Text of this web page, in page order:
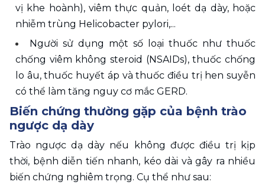
vị khe hoành), viêm thực quản, loét dạ dày, hoặc
nhiễm trùng Helicobacter pylori,...
Người sử dụng một số loại thuốc như thuốc
chống viêm không steroid (NSAIDs), thuốc chống
lo âu, thuốc huyết áp và thuốc điều trị hen suyễn
có thể làm tăng nguy cơ mắc GERD.
Biến chứng thường gặp của bệnh trào
ngược dạ dày
Trào ngược dạ dày nếu không được điều trị kịp
thời, bệnh diễn tiến nhanh, kéo dài và gây ra nhiều
biến chứng nghiêm trọng. Cụ thể như sau: